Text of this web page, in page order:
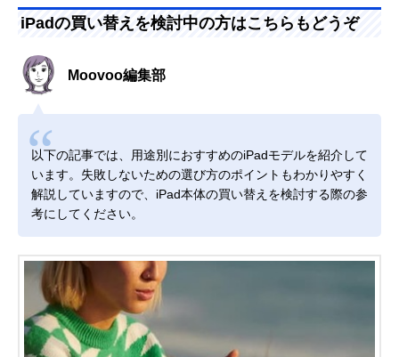
iPadの買い替えを検討中の方はこちらもどうぞ
Moovoo編集部
以下の記事では、用途別におすすめのiPadモデルを紹介して
います。失敗しないための選び方のポイントもわかりやすく
解説していますので、iPad本体の買い替えを検討する際の参
考にしてください。